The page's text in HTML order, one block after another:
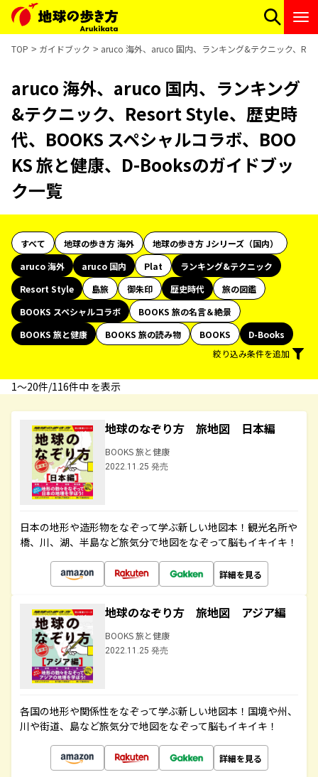
TOP ガイドブック aruco 海外、aruco 国内、ランキング&テクニック、
aruco 海外、aruco 国内、ランキング
&テクニック、Resort Style、歴史時
代、BOOKS スペシャルコラボ、BOO
KS 旅と健康、D-Booksのガイドブッ
ク一覧
すべて 地球の歩き方 海外
地球の歩き方 Jシリーズ（国内）
aruco 海外
aruco 国内 Plat
ランキング&テクニック
Resort Style
島旅 御朱印 歴史時代
旅の図鑑
BOOKS スペシャルコラボ
BOOKS 旅の名言＆絶景
BOOKS 旅と健康
BOOKS 旅の読み物 BOOKS
D-Books
絞り込み条件を追加
1〜20件/116件中 を表示
地球のなぞり方 旅地図 日本編
BOOKS 旅と健康
2022.11.25 発売
日本の地形や造形物をなぞって学ぶ新しい地図本！観光名所や
橋、川、湖、半島など旅気分で地図をなぞって脳もイキイキ！
詳細を見る
地球のなぞり方 旅地図 アジア編
BOOKS 旅と健康
2022.11.25 発売
各国の地形や関係性をなぞって学ぶ新しい地図本！国境や州、
川や街道、島など旅気分で地図をなぞって脳もイキイキ！
詳細を見る